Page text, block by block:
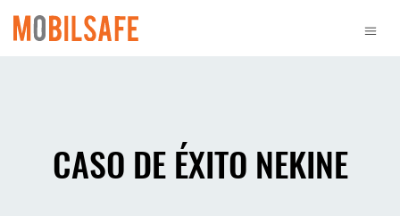
CASO DE ÉXITO NEKINE